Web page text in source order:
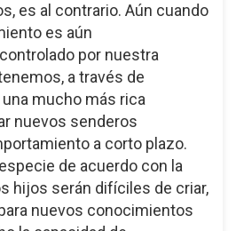
es al contrario. Aún cuando
es aún
por nuestra
a través de
mucho más rica
nuevos senderos
a corto plazo.
de acuerdo con la
hijos serán difíciles de criar,
nuevos conocimientos